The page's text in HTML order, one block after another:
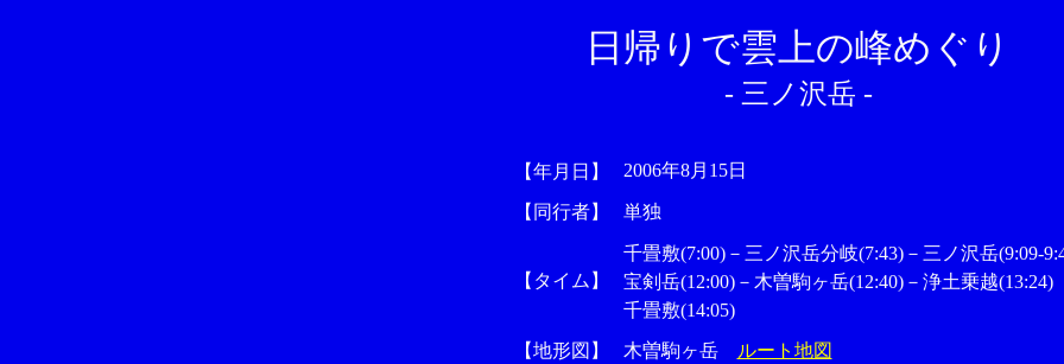
日帰りで雲上の峰めぐり
- 三ノ沢岳 -
【年月日】 2006年8月15日
【同行者】 単独
【タイム】
千畳敷(7:00)－三ノ沢岳分岐(7:43)－三ノ沢岳(9:09-
宝剣岳(12:00)－木曽駒ヶ岳(12:40)－浄土乗越(13:24)
千畳敷(14:05)
【地形図】
木曽駒ヶ岳 ルート地図